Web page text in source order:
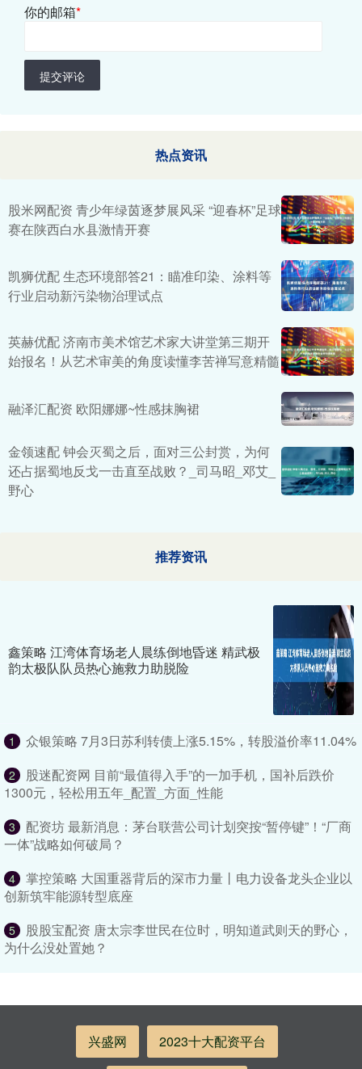
你的邮箱*
提交评论
热点资讯
股米网配资 青少年绿茵逐梦展风采 “迎春杯”足球
赛在陕西白水县激情开赛
凯狮优配 生态环境部答21：瞄准印染、涂料等
行业启动新污染物治理试点
英赫优配 济南市美术馆艺术家大讲堂第三期开
始报名！从艺术审美的角度读懂李苦禅写意精髓
融泽汇配资 欧阳娜娜~性感抹胸裙
金领速配 钟会灭蜀之后，面对三公封赏，为何
还占据蜀地反戈一击直至战败？_司马昭_邓艾_
野心
推荐资讯
鑫策略 江湾体育场老人晨练倒地昏迷 精武极
韵太极队队员热心施救力助脱险
1 众银策略 7月3日苏利转债上涨5.15%，转股溢价率11.04%
2
股迷配资网 目前“最值得入手”的一加手机，国补后跌价
1300元，轻松用五年_配置_方面_性能
3
配资坊 最新消息：茅台联营公司计划突按“暂停键”！“厂商
一体”战略如何破局？
4
掌控策略 大国重器背后的深市力量丨电力设备龙头企业以
创新筑牢能源转型底座
5
股股宝配资 唐太宗李世民在位时，明知道武则天的野心，
为什么没处置她？
兴盛网 2023十大配资平台